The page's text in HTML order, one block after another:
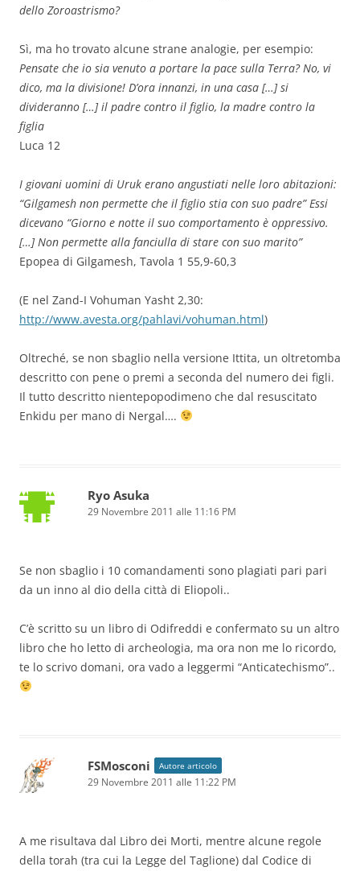
dello Zoroastrismo?
Sì, ma ho trovato alcune strane analogie, per esempio:
Pensate che io sia venuto a portare la pace sulla Terra? No, vi
dico, ma la divisione! D’ora innanzi, in una casa […] si
divideranno […] il padre contro il figlio, la madre contro la
figlia
Luca 12
I giovani uomini di Uruk erano angustiati nelle loro abitazioni:
“Gilgamesh non permette che il figlio stia con suo padre” Essi
dicevano “Giorno e notte il suo comportamento è oppressivo.
[…] Non permette alla fanciulla di stare con suo marito”
Epopea di Gilgamesh, Tavola 1 55,9-60,3
(E nel Zand-I Vohuman Yasht 2,30:
http://www.avesta.org/pahlavi/vohuman.html)
Oltreché, se non sbaglio nella versione Ittita, un oltretomba
descritto con pene o premi a seconda del numero dei figli.
Il tutto descritto nientepopodimeno che dal resuscitato
Enkidu per mano di Nergal….
Ryo Asuka
29 Novembre 2011 alle 11:16 PM
Se non sbaglio i 10 comandamenti sono plagiati pari pari
da un inno al dio della città di Eliopoli..
C’è scritto su un libro di Odifreddi e confermato su un altro
libro che ho letto di archeologia, ma ora non me lo ricordo,
te lo scrivo domani, ora vado a leggermi “Anticatechismo”..
FSMosconi Autore articolo
29 Novembre 2011 alle 11:22 PM
A me risultava dal Libro dei Morti, mentre alcune regole
della torah (tra cui la Legge del Taglione) dal Codice di